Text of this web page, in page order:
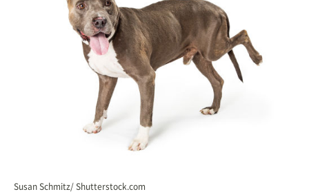
Susan Schmitz/ Shutterstock.com